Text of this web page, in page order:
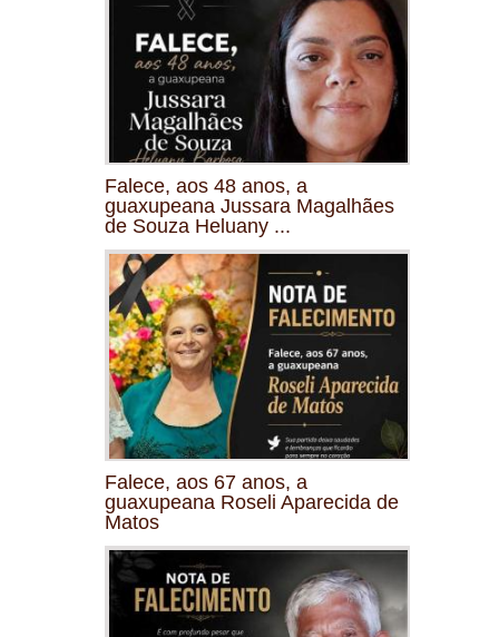
Falece, aos 48 anos, a
guaxupeana Jussara Magalhães
de Souza Heluany ...
Falece, aos 67 anos, a
guaxupeana Roseli Aparecida de
Matos